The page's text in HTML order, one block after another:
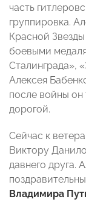
часть
группировка.
Красной
боевыми
Сталинграда»,
Алексея
после войны
дорогой.
Сейчас к
Виктору
давнего друга.
Владимира